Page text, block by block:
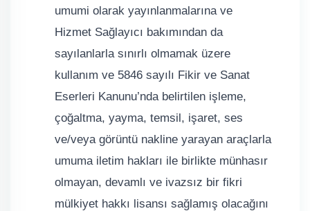
umumi olarak yayınlanmalarına ve
Hizmet Sağlayıcı bakımından da
sayılanlarla sınırlı olmamak üzere
kullanım ve 5846 sayılı Fikir ve Sanat
Eserleri Kanunu’nda belirtilen işleme,
çoğaltma, yayma, temsil, işaret, ses
ve/veya görüntü nakline yarayan araçlarla
umuma iletim hakları ile birlikte münhasır
olmayan, devamlı ve ivazsız bir fikri
mülkiyet hakkı lisansı sağlamış olacağını